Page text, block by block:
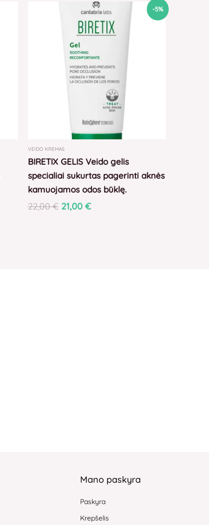
-5%
VEIDO KREMAS
BIRETIX GELIS Veido gelis
specialiai sukurtas pagerinti aknės
kamuojamos odos būklę.
22,00€
Original
price
was:
22,00 €.
21,00 €
Current
price
is:
Mano paskyra
Paskyra
Krepšelis